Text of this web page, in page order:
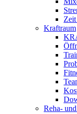
Kraftraum
Reha-